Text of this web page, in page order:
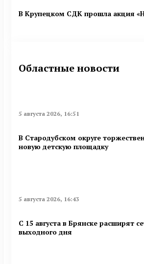
В Крупецком СДК прошла акция
Областные новости
5 августа 2026, 16:51
В Стародубском округе
новую детскую площадку
5 августа 2026, 16:43
С 15 августа в Брянске расширят
выходного дня